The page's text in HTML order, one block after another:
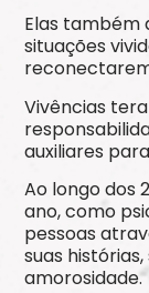
Elas também
situações
Vivências
auxiliares
Ao longo dos
ano, como
pessoas
suas
amorosidade.